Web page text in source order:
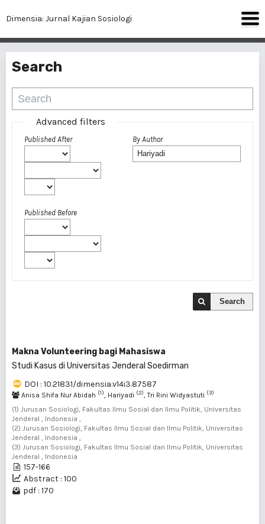
Dimensia: Jurnal Kajian Sosiologi
Search
Advanced filters
Published After
Published Before
By Author
Search
Makna Volunteering bagi Mahasiswa
Studi Kasus di Universitas Jenderal Soedirman
DOI : 10.21831/dimensia.v14i3.87587
Anisa Shifa Nur Abidah (1) , Hariyadi (2) , Tri Rini Widyastuti (3)
(1) Jurusan Sosiologi, Fakultas Ilmu Sosial dan Ilmu Politik, Universitas
Jenderal , Indonesia ,
(2) Jurusan Sosiologi, Fakultas Ilmu Sosial dan Ilmu Politik, Universitas
Jenderal , Indonesia ,
(3) Jurusan Sosiologi, Fakultas Ilmu Sosial dan Ilmu Politik, Universitas
Jenderal , Indonesia
157-166
Abstract : 100
pdf : 170